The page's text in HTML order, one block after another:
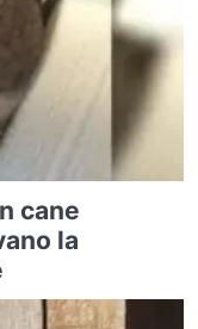
cane
la